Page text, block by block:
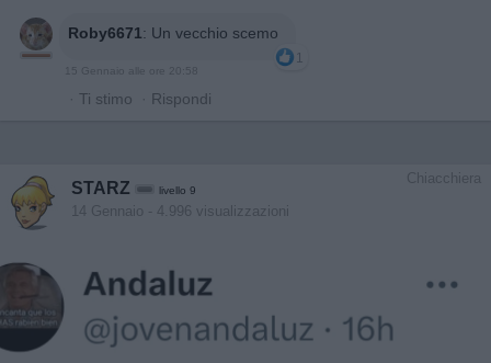
Roby6671: Un vecchio scemo
1
15 Gennaio alle ore 20:58
· Ti stimo · Rispondi
Chiacchiera
STARZ livello 9
14 Gennaio - 4.996 visualizzazioni